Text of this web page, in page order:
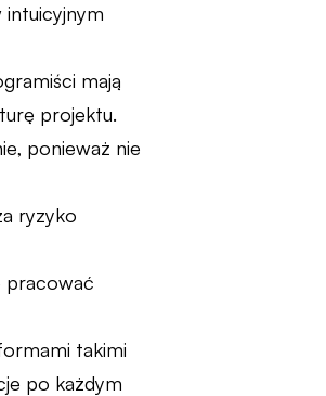
mają
projektu.
ponieważ nie
ryzyko
pracować
takimi
po każdym